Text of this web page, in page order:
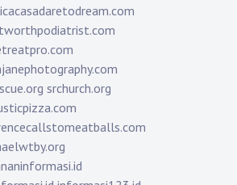
srchurch.org